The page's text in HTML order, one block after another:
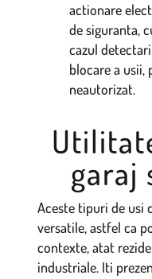
actionare
de siguranta,
cazul
blocare a usii,
neautorizat.
garaj
Aceste tipuri de usi
versatile, astfel ca
contexte, atat
industriale. Iti